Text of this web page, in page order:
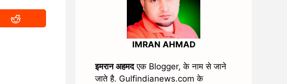
IMRAN AHMAD
इमरान अहमदएक Blogger, के नाम से जाने
जाते है. Gulfindianews.com के